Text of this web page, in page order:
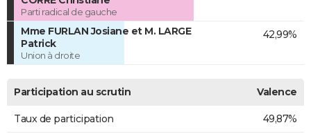
Parti radical de gauche
Mme FURLAN Josiane et M. LARGE
Patrick
Union à droite
42,99%
Participation au scrutin Valence
Taux de participation 49,87%